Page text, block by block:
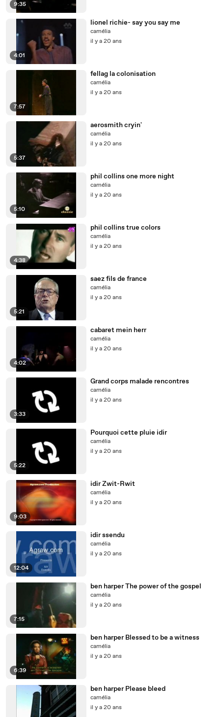
9:35
4:01
lionel richie- say you say me
camélia
il y a 20 ans
7:57
fellag la colonisation
camélia
il y a 20 ans
5:37
aerosmith cryin'
camélia
il y a 20 ans
5:10
phil collins one more night
camélia
il y a 20 ans
4:38
phil collins true colors
camélia
il y a 20 ans
5:21
saez fils de france
camélia
il y a 20 ans
4:02
cabaret mein herr
camélia
il y a 20 ans
3:33
Grand corps malade rencontres
camélia
il y a 20 ans
5:22
Pourquoi cette pluie idir
camélia
il y a 20 ans
9:03
idir Zwit-Rwit
camélia
il y a 20 ans
12:04
idir ssendu
camélia
il y a 20 ans
7:15
ben harper The power of the gospel
camélia
il y a 20 ans
6:39
ben harper Blessed to be a witness
camélia
il y a 20 ans
ben harper Please bleed
camélia
il y a 20 ans